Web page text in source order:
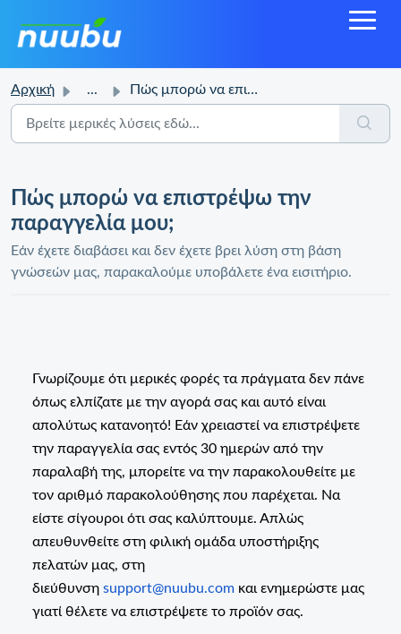
Αρχική ... Πώς μπορώ να επιστρέψω την παραγγελία μου;
Πώς μπορώ να επιστρέψω την
παραγγελία μου;
Εάν έχετε διαβάσει και δεν έχετε βρει λύση στη βάση
γνώσεών μας, παρακαλούμε υποβάλετε ένα εισιτήριο.
Γνωρίζουμε ότι μερικές φορές τα πράγματα δεν πάνε
όπως ελπίζατε με την αγορά σας και αυτό είναι
απολύτως κατανοητό! Εάν χρειαστεί να επιστρέψετε
την παραγγελία σας εντός 30 ημερών από την
παραλαβή της, μπορείτε να την παρακολουθείτε με
τον αριθμό παρακολούθησης που παρέχεται. Να
είστε σίγουροι ότι σας καλύπτουμε. Απλώς
απευθυνθείτε στη φιλική ομάδα υποστήριξης
πελατών μας, στη
διεύθυνση support@nuubu.com και ενημερώστε μας
γιατί θέλετε να επιστρέψετε το προϊόν σας.